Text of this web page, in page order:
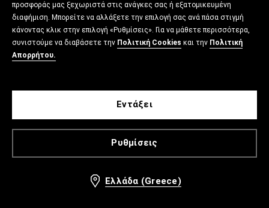
προσφοράς μας ξεχωριστά στις ανάγκες σας ή εξατομικευμένη
διαφήμιση. Μπορείτε να αλλάξετε την επιλογή σας ανά πάσα στιγμή
κάνοντας κλικ στην επιλογή «Ρυθμίσεις». Για να μάθετε περισσότερα,
συνιστούμε να διαβάσετε την Πολιτική Cookies και την Πολιτική
Απορρήτου.
Ρυθμίσεις
Εντάξει
Ελλάδα (Greece)